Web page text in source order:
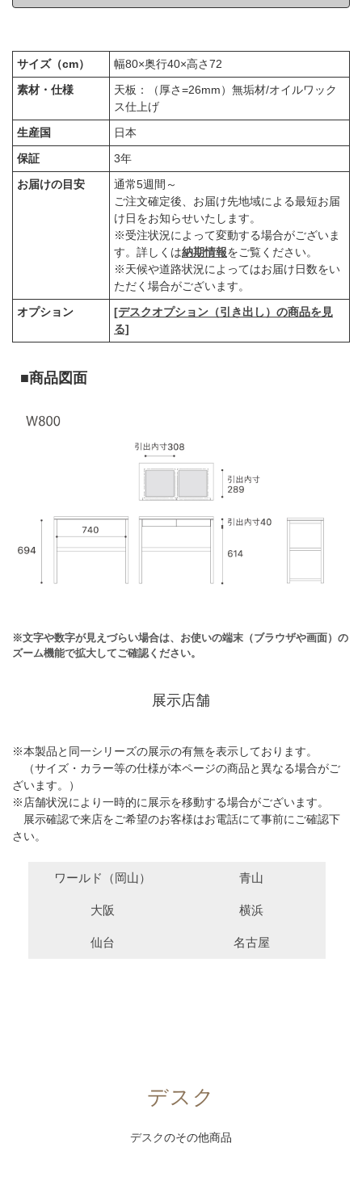
サイズ（cm）
幅80×奥行40×高さ72
素材・仕様
天板：（厚さ=26mm）無垢材/オイルワック
ス仕上げ
生産国
日本
保証
3年
お届けの目安
通常5週間～
ご注文確定後、お届け先地域による最短お届
け日をお知らせいたします。
※受注状況によって変動する場合がございま
す。詳しくは納期情報をご覧ください。
※天候や道路状況によってはお届け日数をい
ただく場合がございます。
オプション
[デスクオプション（引き出し）の商品を見
る]
■商品図面
※文字や数字が見えづらい場合は、お使いの端末（ブラウザや画面）の
ズーム機能で拡大してご確認ください。
展示店舗
※本製品と同一シリーズの展示の有無を表示しております。
（サイズ・カラー等の仕様が本ページの商品と異なる場合がご
ざいます。）
※店舗状況により一時的に展示を移動する場合がございます。
展示確認で来店をご希望のお客様はお電話にて事前にご確認下
さい。
ワールド（岡山） 青山
大阪 横浜
仙台 名古屋
デスク
デスクのその他商品